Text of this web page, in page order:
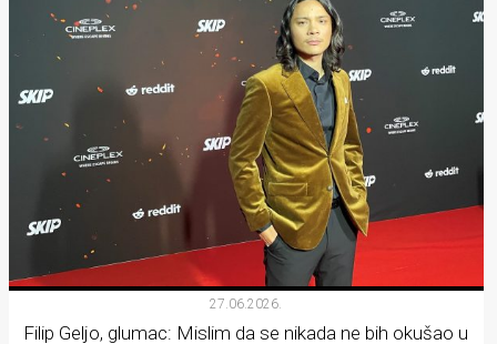
27.06.2026.
Filip Geljo, glumac: Mislim da se nikada ne bih okušao u